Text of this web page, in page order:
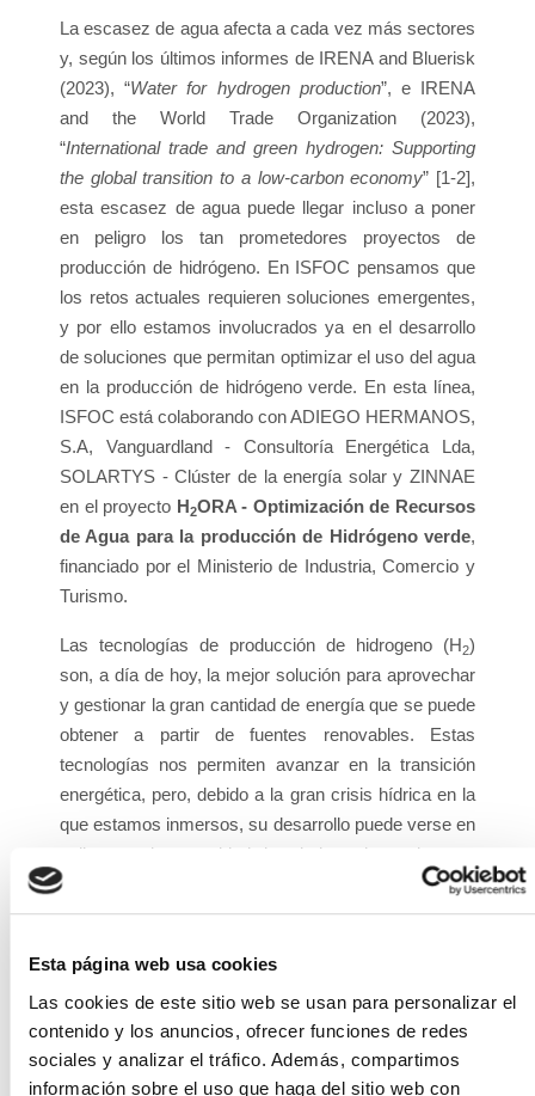
Esta página web usa cookies
Las cookies de este sitio web se usan para personalizar el
contenido y los anuncios, ofrecer funciones de redes
sociales y analizar el tráfico. Además, compartimos
información sobre el uso que haga del sitio web con
La escasez de agua afecta a cada vez más sectores
y, según los últimos informes de IRENA and Bluerisk
(2023), “Water for hydrogen production”, e IRENA
and the World Trade Organization (2023),
“International trade and green hydrogen: Supporting
the global transition to a low-carbon economy” [1-2],
esta escasez de agua puede llegar incluso a poner
en peligro los tan prometedores proyectos de
producción de hidrógeno. En ISFOC pensamos que
los retos actuales requieren soluciones emergentes,
y por ello estamos involucrados ya en el desarrollo
de soluciones que permitan optimizar el uso del agua
en la producción de hidrógeno verde. En esta línea,
ISFOC está colaborando con ADIEGO HERMANOS,
S.A, Vanguardland - Consultoría Energética Lda,
SOLARTYS - Clúster de la energía solar y ZINNAE
en el proyecto H2ORA - Optimización de Recursos
de Agua para la producción de Hidrógeno verde,
financiado por el Ministerio de Industria, Comercio y
Turismo.
Las tecnologías de producción de hidrogeno (H2)
son, a día de hoy, la mejor solución para aprovechar
y gestionar la gran cantidad de energía que se puede
obtener a partir de fuentes renovables. Estas
tecnologías nos permiten avanzar en la transición
energética, pero, debido a la gran crisis hídrica en la
que estamos inmersos, su desarrollo puede verse en
peligro por la necesidad de priorizar el uso de agua
para el consumo humano y no para la generación de
H2. Este hecho repercute directamente en el
objetivos de la Ruta del Hidrógeno.
El proyecto H 2
ORA tiene como uno de sus objetivos
el desarrollo de una herramienta software, abierta y
accesible a cualquier usuario del sector, que facilite la